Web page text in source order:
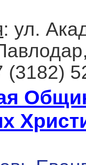
: ул.
(3182)